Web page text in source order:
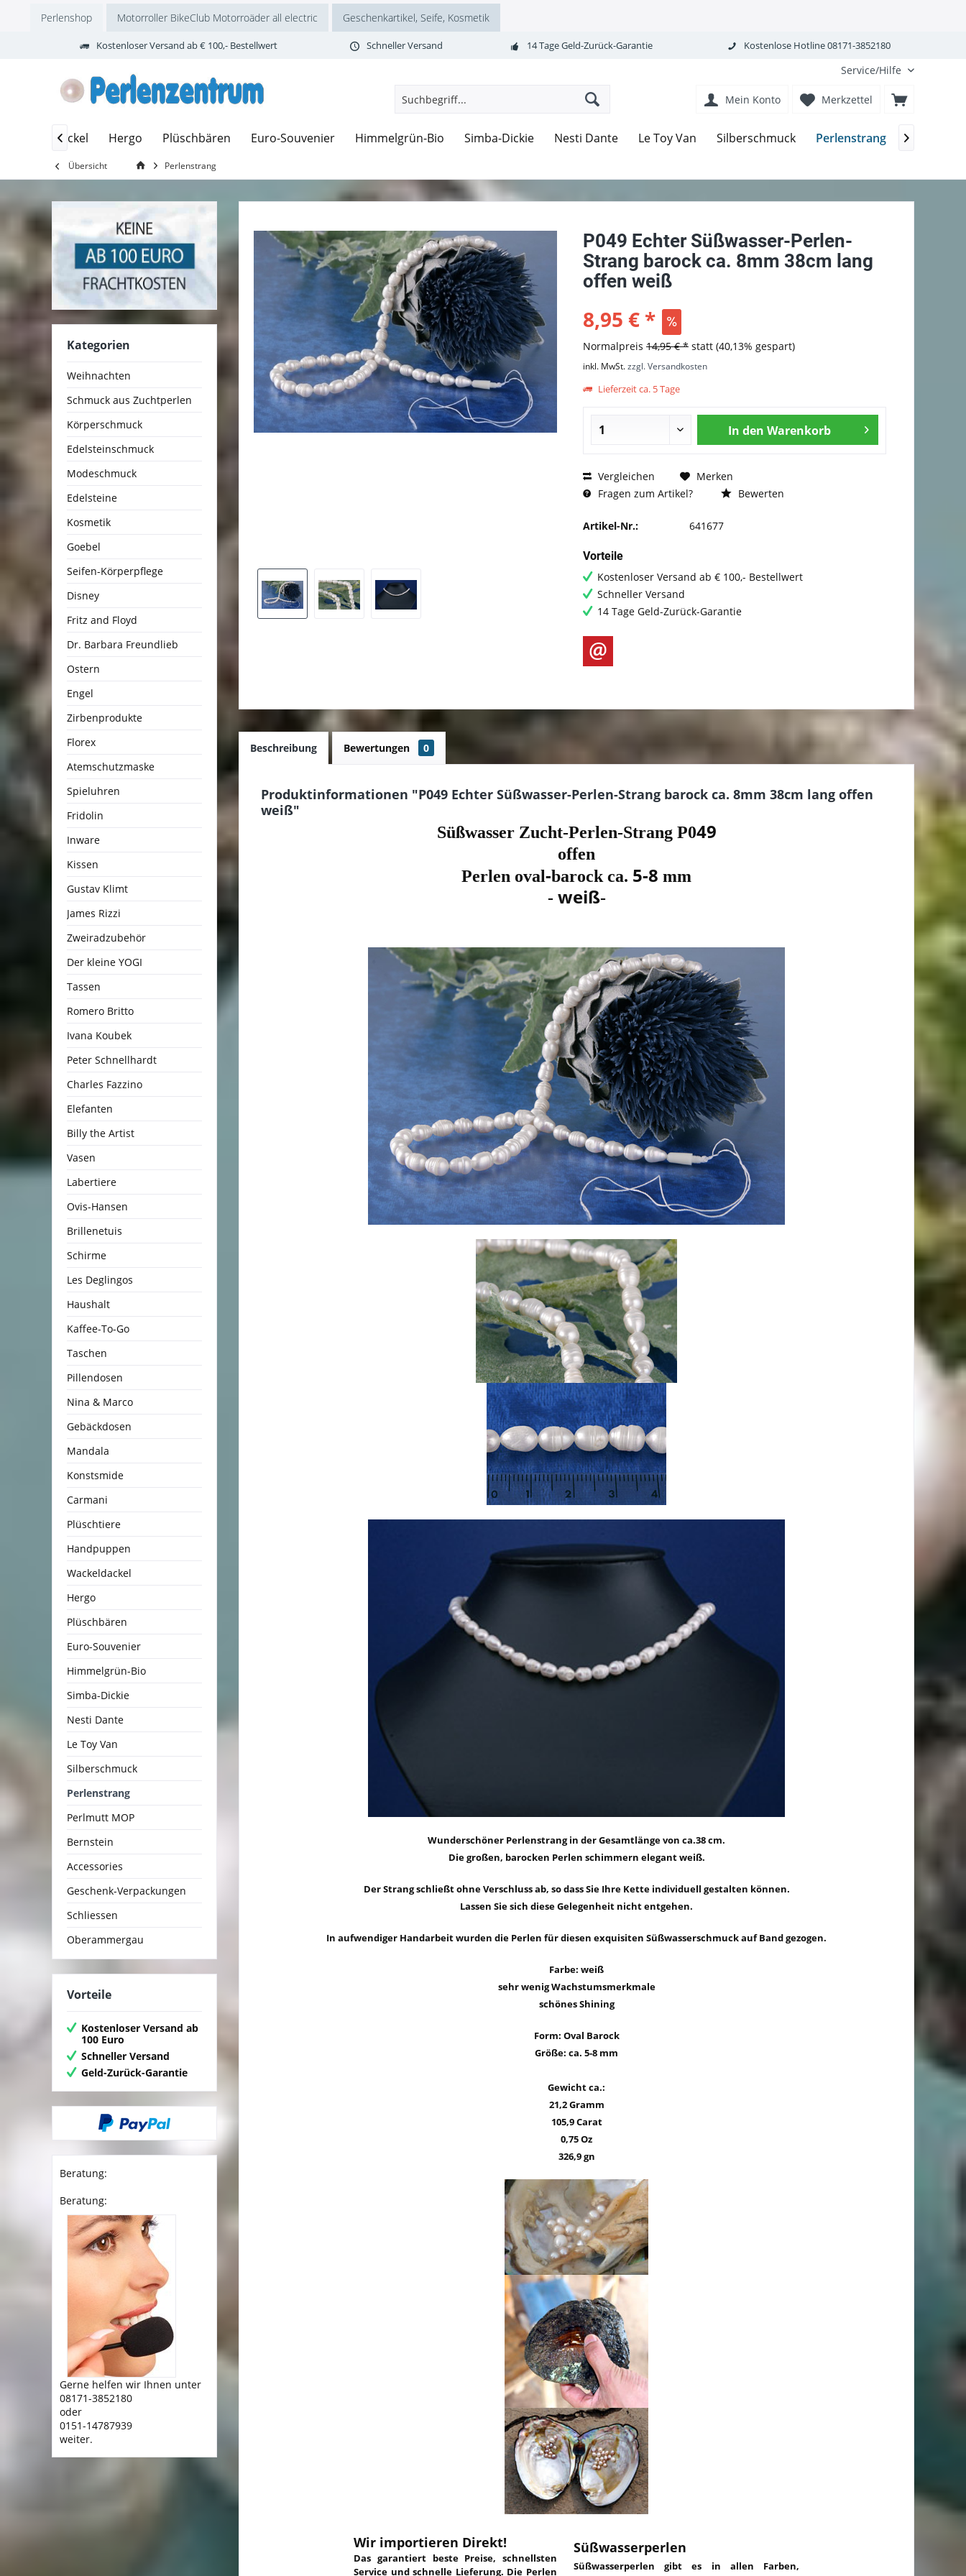
Perlenshop Motorroller BikeClub Motorroäder all electric Geschenkartikel, Seife, Kosmetik
Kostenloser Versand ab € 100,- Bestellwert Schneller Versand 14 Tage Geld-Zurück-Garantie Kostenlose Hotline 08171-3852180
Service/Hilfe
Merkzettel
Mein Konto
Wackeldackel Hergo Plüschbären Euro-Souvenier Himmelgrün-Bio Simba-Dickie Nesti Dante Le Toy Van Silberschmuck Perlenstrang Perlmutt
 
Übersicht Perlenstrang
Kategorien
Weihnachten
Schmuck aus Zuchtperlen
Körperschmuck
Edelsteinschmuck
Modeschmuck
Edelsteine
Kosmetik
Goebel
Seifen-Körperpflege
Disney
Fritz and Floyd
Dr. Barbara Freundlieb
Ostern
Engel
Zirbenprodukte
Florex
Atemschutzmaske
Spieluhren
Fridolin
Inware
Kissen
Gustav Klimt
James Rizzi
Zweiradzubehör
Der kleine YOGI
Tassen
Romero Britto
Ivana Koubek
Peter Schnellhardt
Charles Fazzino
Elefanten
Billy the Artist
Vasen
Labertiere
Ovis-Hansen
Brillenetuis
Schirme
Les Deglingos
Haushalt
Kaffee-To-Go
Taschen
Pillendosen
Nina & Marco
Gebäckdosen
Mandala
Konstsmide
Carmani
Plüschtiere
Handpuppen
Wackeldackel
Hergo
Plüschbären
Euro-Souvenier
Himmelgrün-Bio
Simba-Dickie
Nesti Dante
Le Toy Van
Silberschmuck
Perlenstrang
Perlmutt MOP
Bernstein
Accessories
Geschenk-Verpackungen
Schliessen
Oberammergau
Vorteile
Kostenloser Versand ab
100 Euro
Schneller Versand
Geld-Zurück-Garantie
Beratung:
Beratung:
Gerne helfen wir Ihnen unter
08171-3852180
oder
0151-14787939
weiter.
P049 Echter Süßwasser-Perlen-
Strang barock ca. 8mm 38cm lang
offen weiß
8,95 € *
Normalpreis 14,95 € *statt (40,13% gespart)
inkl. MwSt.zzgl. Versandkosten
Lieferzeit ca. 5 Tage
In den Warenkorb
Vergleichen
Merken
Fragen zum Artikel?
Bewerten
Artikel-Nr.: 641677
Vorteile
Kostenloser Versand ab € 100,- Bestellwert
Schneller Versand
14 Tage Geld-Zurück-Garantie
Beschreibung Bewertungen 0
Produktinformationen "P049 Echter Süßwasser-Perlen-Strang barock ca. 8mm 38cm lang offen
weiß"
Süßwasser Zucht-Perlen-Strang P049
offen
Perlen oval-barock ca. 5-8 mm
- weiß-
Wunderschöner Perlenstrang in der Gesamtlänge von ca.38 cm.
Die großen, barocken Perlen schimmern elegant weiß.
Der Strang schließt ohne Verschluss ab, so dass Sie Ihre Kette individuell gestalten können.
Lassen Sie sich diese Gelegenheit nicht entgehen.
In aufwendiger Handarbeit wurden die Perlen für diesen exquisiten Süßwasserschmuck auf Band gezogen.
Farbe: weiß
sehr wenig Wachstumsmerkmale
schönes Shining
Form: Oval Barock
Größe: ca. 5-8 mm
Gewicht ca.:
21,2 Gramm
105,9 Carat
0,75 Oz
326,9 gn
Wir importieren Direkt!
Das garantiert beste Preise, schnellsten
Service und schnelle Lieferung. Die Perlen
Süßwasserperlen
Süßwasserperlen gibt es in allen Farben,